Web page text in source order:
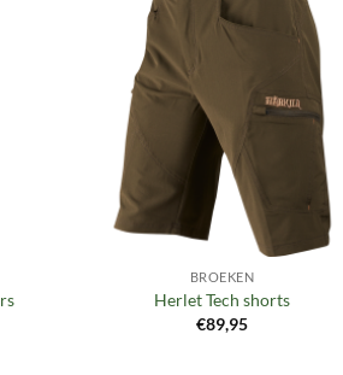
aan
BROEKEN
Herlet Tech shorts
€89,95